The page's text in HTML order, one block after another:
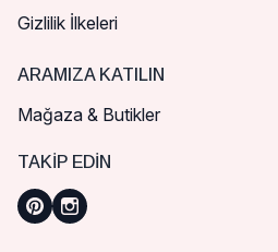
Gizlilik İlkeleri
ARAMIZA KATILIN
Mağaza & Butikler
TAKIP EDIN